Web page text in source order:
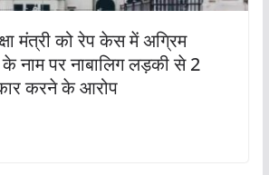
मंत्री को रेप केस में अग्रिम
नाम पर नाबालिग लड़की से 2
करने के आरोप